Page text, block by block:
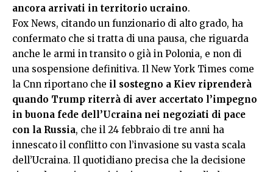
ancora arrivati in territorio ucraino.
Fox News, citando un funzionario di alto grado, ha
confermato che si tratta di una pausa, che riguarda
anche le armi in transito o già in Polonia, e non di
una sospensione definitiva. Il New York Times come
la Cnn riportano che il sostegno a Kiev riprenderà
quando Trump riterrà di aver accertato l’impegno
in buona fede dell’Ucraina nei negoziati di pace
con la Russia, che il 24 febbraio di tre anni ha
innescato il conflitto con l’invasione su vasta scala
dell’Ucraina. Il quotidiano precisa che la decisione